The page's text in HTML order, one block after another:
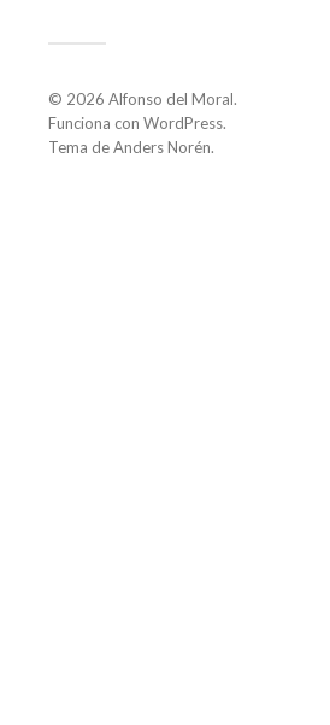
© 2026 Alfonso del Moral.
Funciona con WordPress.
Tema deAnders Norén.